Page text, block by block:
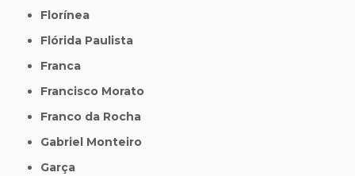
Florínea
Flórida Paulista
Franca
Francisco Morato
Franco da Rocha
Gabriel Monteiro
Garça